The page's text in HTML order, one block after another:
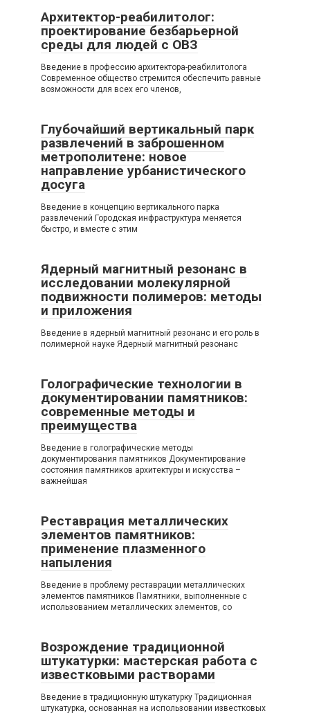
Архитектор-реабилитолог:
проектирование безбарьерной
среды для людей с ОВЗ
Введение в профессию архитектора-реабилитолога
Современное общество стремится обеспечить равные
возможности для всех его членов,
Глубочайший вертикальный парк
развлечений в заброшенном
метрополитене: новое
направление урбанистического
досуга
Введение в концепцию вертикального парка
развлечений Городская инфраструктура меняется
быстро, и вместе с этим
Ядерный магнитный резонанс в
исследовании молекулярной
подвижности полимеров: методы
и приложения
Введение в ядерный магнитный резонанс и его роль в
полимерной науке Ядерный магнитный резонанс
Голографические технологии в
документировании памятников:
современные методы и
преимущества
Введение в голографические методы
документирования памятников Документирование
состояния памятников архитектуры и искусства –
важнейшая
Реставрация металлических
элементов памятников:
применение плазменного
напыления
Введение в проблему реставрации металлических
элементов памятников Памятники, выполненные с
использованием металлических элементов, со
Возрождение традиционной
штукатурки: мастерская работа с
известковыми растворами
Введение в традиционную штукатурку Традиционная
штукатурка, основанная на использовании известковых